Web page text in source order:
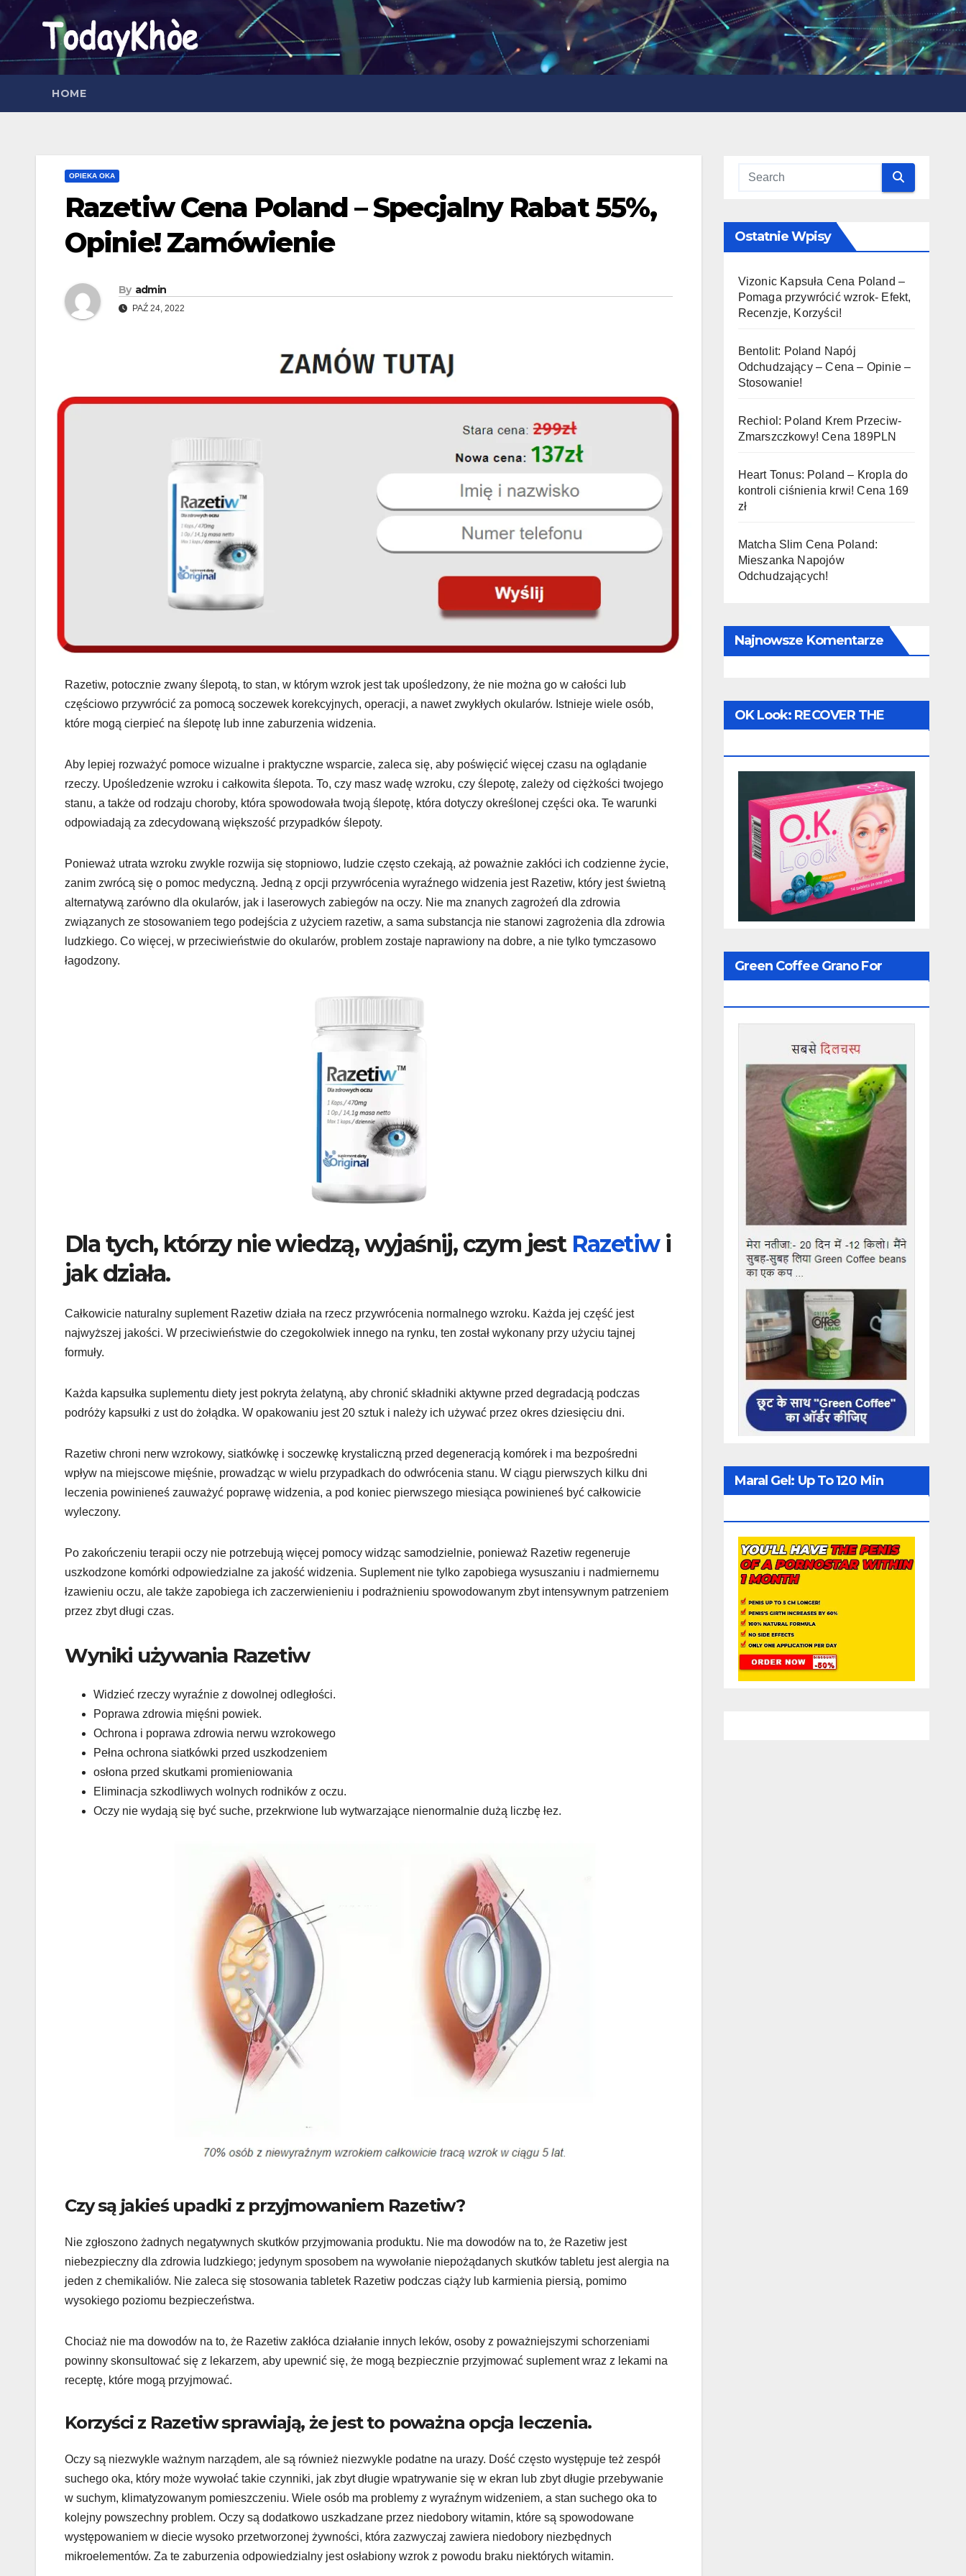
Skip
to
HOME
OPIEKA OKA
Razetiw Cena Poland – Specjalny Rabat 55%,
Opinie! Zamówienie
By admin
PAŹ 24, 2022
Razetiw, potocznie zwany ślepotą, to stan, w którym wzrok jest tak upośledzony, że nie można go w całości lub
częściowo przywrócić za pomocą soczewek korekcyjnych, operacji, a nawet zwykłych okularów. Istnieje wiele osób,
które mogą cierpieć na ślepotę lub inne zaburzenia widzenia.
Aby lepiej rozważyć pomoce wizualne i praktyczne wsparcie, zaleca się, aby poświęcić więcej czasu na oglądanie
rzeczy. Upośledzenie wzroku i całkowita ślepota. To, czy masz wadę wzroku, czy ślepotę, zależy od ciężkości twojego
stanu, a także od rodzaju choroby, która spowodowała twoją ślepotę, która dotyczy określonej części oka. Te warunki
odpowiadają za zdecydowaną większość przypadków ślepoty.
Ponieważ utrata wzroku zwykle rozwija się stopniowo, ludzie często czekają, aż poważnie zakłóci ich codzienne życie,
zanim zwrócą się o pomoc medyczną. Jedną z opcji przywrócenia wyraźnego widzenia jest Razetiw, który jest świetną
alternatywą zarówno dla okularów, jak i laserowych zabiegów na oczy. Nie ma znanych zagrożeń dla zdrowia
związanych ze stosowaniem tego podejścia z użyciem razetiw, a sama substancja nie stanowi zagrożenia dla zdrowia
ludzkiego. Co więcej, w przeciwieństwie do okularów, problem zostaje naprawiony na dobre, a nie tylko tymczasowo
łagodzony.
Dla tych, którzy nie wiedzą, wyjaśnij, czym jest Razetiwi
jak działa.
Całkowicie naturalny suplement Razetiw działa na rzecz przywrócenia normalnego wzroku. Każda jej część jest
najwyższej jakości. W przeciwieństwie do czegokolwiek innego na rynku, ten został wykonany przy użyciu tajnej
formuły.
Każda kapsułka suplementu diety jest pokryta żelatyną, aby chronić składniki aktywne przed degradacją podczas
podróży kapsułki z ust do żołądka. W opakowaniu jest 20 sztuk i należy ich używać przez okres dziesięciu dni.
Razetiw chroni nerw wzrokowy, siatkówkę i soczewkę krystaliczną przed degeneracją komórek i ma bezpośredni
wpływ na miejscowe mięśnie, prowadząc w wielu przypadkach do odwrócenia stanu. W ciągu pierwszych kilku dni
leczenia powinieneś zauważyć poprawę widzenia, a pod koniec pierwszego miesiąca powinieneś być całkowicie
wyleczony.
Po zakończeniu terapii oczy nie potrzebują więcej pomocy widząc samodzielnie, ponieważ Razetiw regeneruje
uszkodzone komórki odpowiedzialne za jakość widzenia. Suplement nie tylko zapobiega wysuszaniu i nadmiernemu
łzawieniu oczu, ale także zapobiega ich zaczerwienieniu i podrażnieniu spowodowanym zbyt intensywnym patrzeniem
przez zbyt długi czas.
Wyniki używania Razetiw
Widzieć rzeczy wyraźnie z dowolnej odległości.
Poprawa zdrowia mięśni powiek.
Ochrona i poprawa zdrowia nerwu wzrokowego
Pełna ochrona siatkówki przed uszkodzeniem
osłona przed skutkami promieniowania
Eliminacja szkodliwych wolnych rodników z oczu.
Oczy nie wydają się być suche, przekrwione lub wytwarzające nienormalnie dużą liczbę łez.
Czy są jakieś upadki z przyjmowaniem Razetiw?
Nie zgłoszono żadnych negatywnych skutków przyjmowania produktu. Nie ma dowodów na to, że Razetiw jest
niebezpieczny dla zdrowia ludzkiego; jedynym sposobem na wywołanie niepożądanych skutków tabletu jest alergia na
jeden z chemikaliów. Nie zaleca się stosowania tabletek Razetiw podczas ciąży lub karmienia piersią, pomimo
wysokiego poziomu bezpieczeństwa.
Chociaż nie ma dowodów na to, że Razetiw zakłóca działanie innych leków, osoby z poważniejszymi schorzeniami
powinny skonsultować się z lekarzem, aby upewnić się, że mogą bezpiecznie przyjmować suplement wraz z lekami na
receptę, które mogą przyjmować.
Korzyści z Razetiw sprawiają, że jest to poważna opcja leczenia.
Oczy są niezwykle ważnym narządem, ale są również niezwykle podatne na urazy. Dość często występuje też zespół
suchego oka, który może wywołać takie czynniki, jak zbyt długie wpatrywanie się w ekran lub zbyt długie przebywanie
w suchym, klimatyzowanym pomieszczeniu. Wiele osób ma problemy z wyraźnym widzeniem, a stan suchego oka to
kolejny powszechny problem. Oczy są dodatkowo uszkadzane przez niedobory witamin, które są spowodowane
występowaniem w diecie wysoko przetworzonej żywności, która zazwyczaj zawiera niedobory niezbędnych
mikroelementów. Za te zaburzenia odpowiedzialny jest osłabiony wzrok z powodu braku niektórych witamin.
Ostatnie Wpisy
Vizonic Kapsuła Cena Poland –
Pomaga przywrócić wzrok- Efekt,
Recenzje, Korzyści!
Bentolit: Poland Napój
Odchudzający – Cena – Opinie –
Stosowanie!
Rechiol: Poland Krem Przeciw-
Zmarszczkowy! Cena 189PLN
Heart Tonus: Poland – Kropla do
kontroli ciśnienia krwi! Cena 169
zł
Matcha Slim Cena Poland:
Mieszanka Napojów
Odchudzających!
Najnowsze Komentarze
OK Look: RECOVER THE
Green Coffee Grano For
Maral Gel: Up To 120 Min